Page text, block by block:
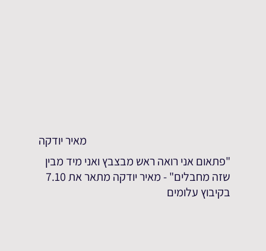
מאיר יודקה
"פתאום אני רואה ראש מבצבץ ואני מיד מבין
שזה מחבלים" - מאיר יודקה מתאר את 7.10
בקיבוץ עלומים